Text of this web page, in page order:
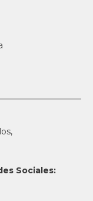
Sociales: